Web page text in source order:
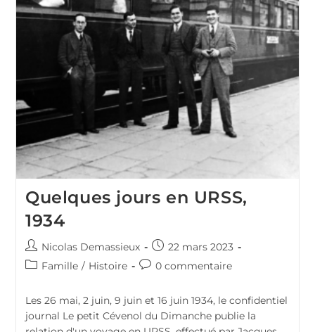
Quelques jours en URSS,
1934
Auteur/autrice
de
Nicolas Demassieux
Publication
publiée :
22 mars 2023
PostFamille / Histoire
Commentaires
publication :
0 commentaire
Les 26 mai, 2 juin, 9 juin et 16 juin 1934, le confidentiel
journal Le petit Cévenol du Dimanche publie la